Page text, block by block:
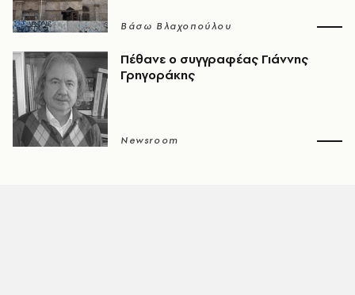
Βάσω Βλαχοπούλου
Πέθανε ο συγγραφέας Γιάννης
Γρηγοράκης
Newsroom